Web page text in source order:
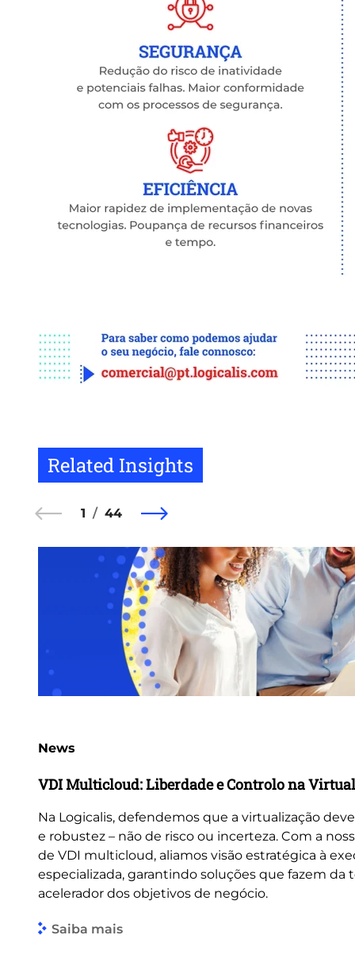
Related Insights
1 44
News
VDI Multicloud: Liberdade e Controlo na
Na Logicalis, defendemos que a virtualização
e robustez – não de risco ou incerteza. Com a
de VDI multicloud, aliamos visão estratégica à
especializada, garantindo soluções que fazem
acelerador dos objetivos de negócio.
Saiba mais